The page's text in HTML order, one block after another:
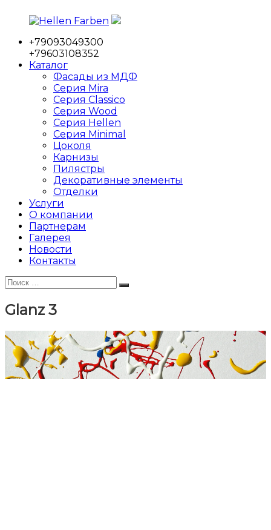
Перейти
содержимому
Hellen
Farben
Фабрика
мебельных
фасадов
+79093049300
+79603108352
Каталог
Фасады из МДФ
Серия Mira
Серия Classico
Серия Wood
Серия Hellen
Серия Minimal
Цоколя
Карнизы
Пилястры
Декоративные элементы
Отделки
Услуги
О компании
Партнерам
Галерея
Новости
Контакты
Искать:
Поиск
Glanz 3